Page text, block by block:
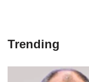
Trending